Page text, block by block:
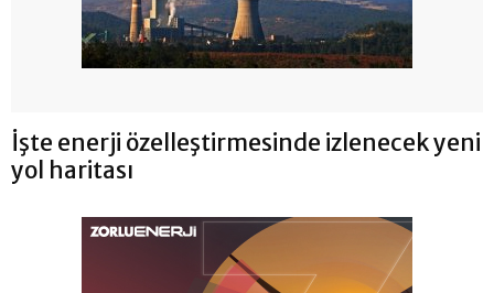
İşte enerji özelleştirmesinde izlenecek yeni
yol haritası